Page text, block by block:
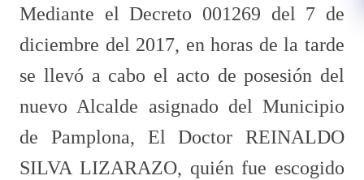
Mediante el Decreto 001269 del 7 de
diciembre del 2017, en horas de la tarde
se llevó a cabo el acto de posesión del
nuevo Alcalde asignado del Municipio
de Pamplona, El Doctor REINALDO
SILVA LIZARAZO, quién fue escogido